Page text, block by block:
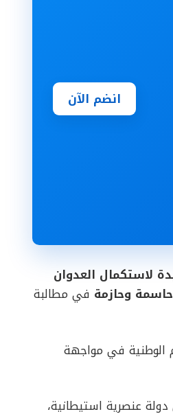
انضم الآن
لاستكمال العدوان
حاسمة وحازمة في مطالبة
الوطنية في مواجهة
عنصرية استيطانية،